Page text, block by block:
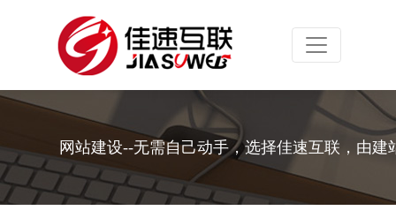
Toggle
网站建设--无需自己动手，选择佳速互联，由建